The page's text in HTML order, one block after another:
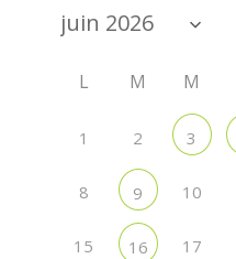
L M M
1 2 3
8 9 10
15 16 17